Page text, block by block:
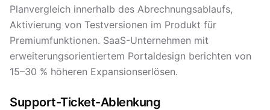
Planvergleich innerhalb des Abrechnungsablaufs,
Aktivierung von Testversionen im Produkt für
Premiumfunktionen. SaaS-Unternehmen mit
erweiterungsorientiertem Portaldesign berichten von
15–30 % höheren Expansionserlösen.
Support-Ticket-Ablenkung